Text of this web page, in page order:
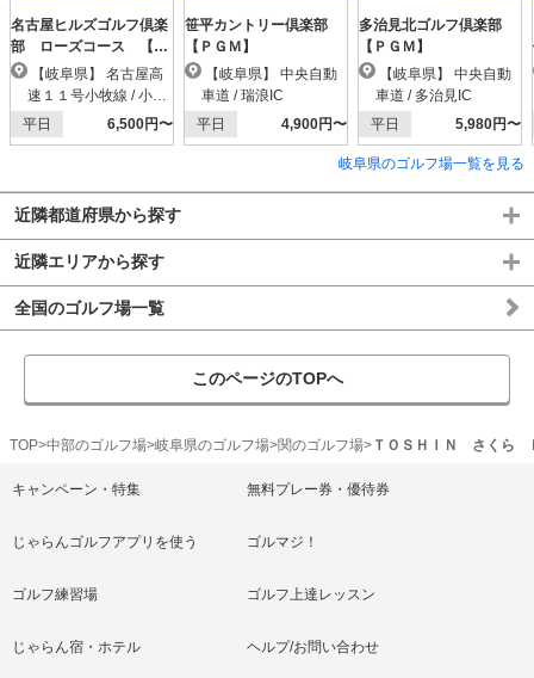
名古屋ヒルズゴルフ倶楽
部 ローズコース 【Ｐ
ＧＭ】
速１１号小牧線 / 小牧
北IC
平日 6,500円〜
笹平カントリー倶楽部
【ＰＧＭ】
車道 / 瑞浪IC
平日
4,900円〜
多治見北ゴルフ倶楽部
【ＰＧＭ】
車道 / 多治見IC
平日
5,980円〜
岐阜県のゴルフ場一覧を見る
近隣都道府県から探す
近隣エリアから探す
全国のゴルフ場一覧
このページのTOPへ
TOP 中部のゴルフ場 岐阜県のゴルフ場 関のゴルフ場 ＴＯＳＨＩＮ さくら
キャンペーン・特集 無料プレー券・優待券
じゃらんゴルフアプリを使う ゴルマジ！
ゴルフ練習場 ゴルフ上達レッスン
じゃらん宿・ホテル ヘルプ/お問い合わせ